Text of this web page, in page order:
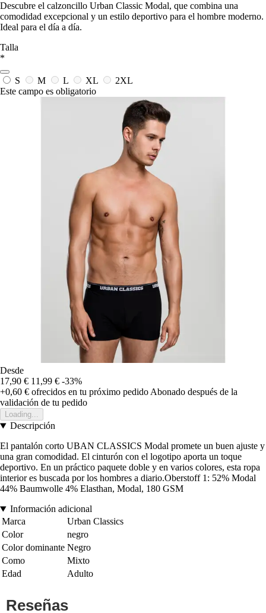
Descubre el calzoncillo Urban Classic Modal, que combina una
comodidad excepcional y un estilo deportivo para el hombre moderno.
Ideal para el día a día.
Talla
*
S M L XL
2XL
Este campo es obligatorio
Desde
17,90 € 11,99 € -33%
+0,60 € ofrecidos en tu próximo pedido Abonado después de la
validación de tu pedido
Loading...
Descripción
El pantalón corto UBAN CLASSICS Modal promete un buen ajuste y
una gran comodidad. El cinturón con el logotipo aporta un toque
deportivo. En un práctico paquete doble y en varios colores, esta ropa
interior es buscada por los hombres a diario.Oberstoff 1: 52% Modal
44% Baumwolle 4% Elasthan, Modal, 180 GSM
Información adicional
Marca
Urban Classics
Color
negro
Color dominante Negro
Como
Mixto
Edad
Adulto